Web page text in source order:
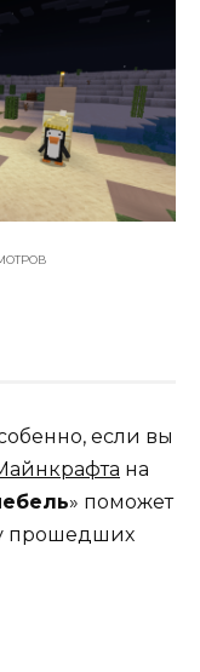
если вы
на
» поможет
прошедших